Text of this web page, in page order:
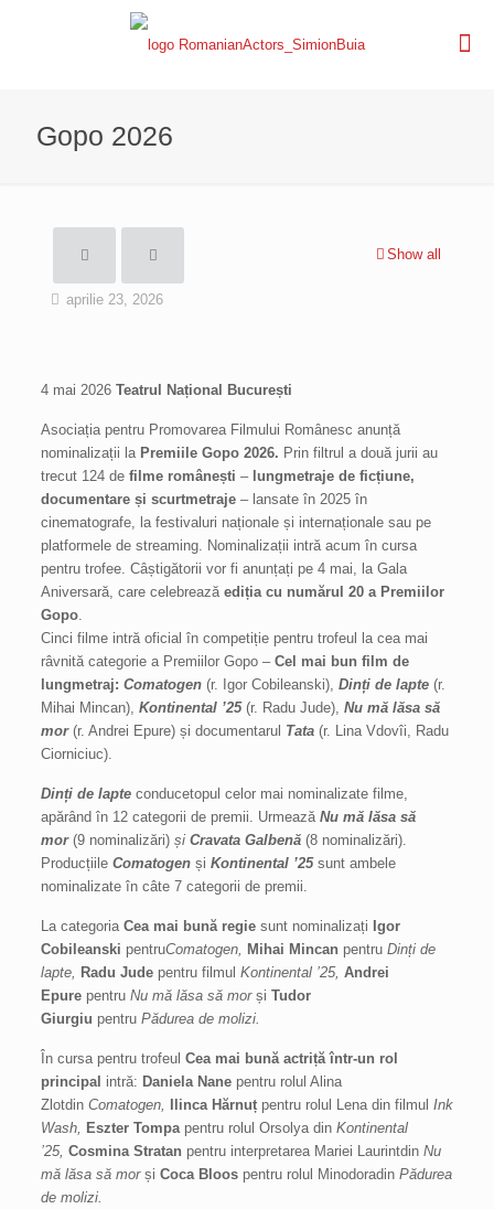
Gopo 2026
Show all
aprilie 23, 2026
4 mai 2026 Teatrul Național București
Asociația pentru Promovarea Filmului Românesc anunță
nominalizații la Premiile Gopo 2026. Prin filtrul a două jurii au
trecut 124 defilme românești – lungmetraje de ficțiune,
documentare și scurtmetraje– lansate în 2025 în
cinematografe, la festivaluri naționale și internaționale sau pe
platformele de streaming. Nominalizații intră acum în cursa
pentru trofee. Câștigătorii vor fi anunțați pe 4 mai, la Gala
Aniversară, care celebrează ediția cu numărul 20 a Premiilor
Gopo.
Cinci filme intră oficial în competiție pentru trofeul la cea mai
râvnită categorie a Premiilor Gopo – Cel mai bun film de
lungmetraj: Comatogen(r. Igor Cobileanski), Dinți de lapte (r.
Mihai Mincan), Kontinental ’25 (r. Radu Jude), Nu mă lăsa să
mor (r. Andrei Epure) și documentarul Tata(r. Lina Vdovîi, Radu
Ciorniciuc).
Dinți de lapte conducetopul celor mai nominalizate filme,
apărând în 12 categorii de premii. Urmează Nu mă lăsa să
mor (9 nominalizări) șiCravata Galbenă (8 nominalizări).
Producțiile Comatogen și Kontinental ’25 sunt ambele
nominalizate în câte 7 categorii de premii.
La categoria Cea mai bună regiesunt nominalizați Igor
Cobileanski pentruComatogen, Mihai Mincan pentru Dinți de
lapte, Radu Jude pentru filmul Kontinental ’25, Andrei
Epure pentru Nu mă lăsa să mor și Tudor
Giurgiu pentru Pădurea de molizi.
În cursa pentru trofeul Cea mai bună actriță într-un rol
principal intră: Daniela Nane pentru rolul Alina
Zlotdin Comatogen, Ilinca Hărnuț pentru rolul Lena din filmul Ink
Wash, Eszter Tompa pentru rolul Orsolya din Kontinental
’25, Cosmina Stratan pentru interpretarea Mariei Laurintdin Nu
mă lăsa să morși Coca Bloos pentru rolul Minodoradin Pădurea
de molizi.